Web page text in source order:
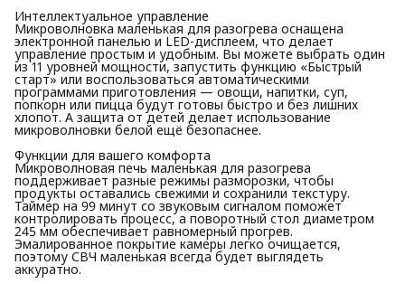
Интеллектуальное управление
Микроволновка маленькая для разогрева оснащена
электронной панелью и LED-дисплеем, что делает
управление простым и удобным. Вы можете выбрать один
из 11 уровней мощности, запустить функцию «Быстрый
старт» или воспользоваться автоматическими
программами приготовления — овощи, напитки, суп,
попкорн или пицца будут готовы быстро и без лишних
хлопот. А защита от детей делает использование
микроволновки белой ещё безопаснее.
Функции для вашего комфорта
Микроволновая печь маленькая для разогрева
поддерживает разные режимы разморозки, чтобы
продукты оставались свежими и сохранили текстуру.
Таймер на 99 минут со звуковым сигналом поможет
контролировать процесс, а поворотный стол диаметром
245 мм обеспечивает равномерный прогрев.
Эмалированное покрытие камеры легко очищается,
поэтому СВЧ маленькая всегда будет выглядеть
аккуратно.